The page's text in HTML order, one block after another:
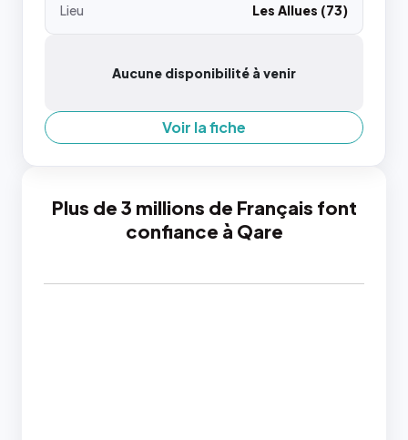
Lieu
Les Allues (73)
Aucune disponibilité à venir
Voir la fiche
Plus de 3 millions de Français font
confiance à Qare